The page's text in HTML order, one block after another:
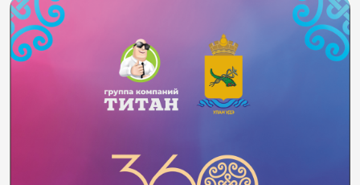
Партнерам
Тендеры
Контакты